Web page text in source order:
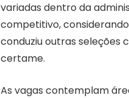
variadas dentro da
competitivo,
conduziu outras seleções
certame.
As vagas contemplam